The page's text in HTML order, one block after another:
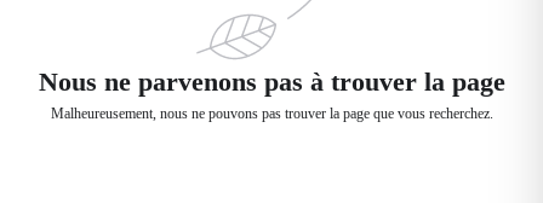
Nous ne parvenons pas à trouver la page
Malheureusement, nous ne pouvons pas trouver la page que vous recherchez.